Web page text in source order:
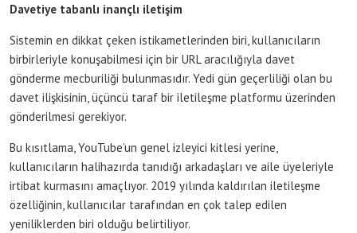
Davetiye tabanlı inançlı iletişim
Sistemin en dikkat çeken istikametlerinden biri, kullanıcıların
birbirleriyle konuşabilmesi için bir URL aracılığıyla davet
gönderme mecburiliği bulunmasıdır. Yedi gün geçerliliği olan bu
davet ilişkisinin, üçüncü taraf bir iletileşme platformu üzerinden
gönderilmesi gerekiyor.
Bu kısıtlama, YouTube’un genel izleyici kitlesi yerine,
kullanıcıların halihazırda tanıdığı arkadaşları ve aile üyeleriyle
irtibat kurmasını amaçlıyor. 2019 yılında kaldırılan iletileşme
özelliğinin, kullanıcılar tarafından en çok talep edilen
yeniliklerden biri olduğu belirtiliyor.